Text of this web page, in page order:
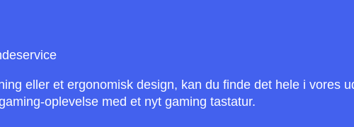
eller et ergonomisk design, kan du finde det hele i vores
oplevelse med et nyt gaming tastatur.